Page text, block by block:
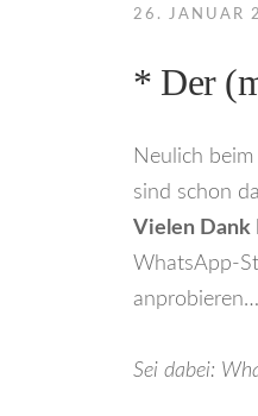
26. JANUAR
* Der
Neulich beim
sind schon
Vielen Dank
WhatsApp-
anprobieren…
Sei dabei: